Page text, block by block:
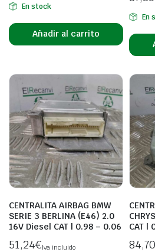
En stock
Añadir al carrito
En
CENTRALITA AIRBAG BMW
SERIE 3 BERLINA (E46) 2.0
16V Diesel CAT | 0.98 – 0.06
51,24€Iva incluido
CAT |
84,70